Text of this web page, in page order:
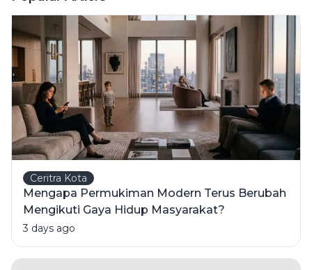
Ceritra Kota
Mengapa Permukiman Modern Terus Berubah
Mengikuti Gaya Hidup Masyarakat?
3 days ago